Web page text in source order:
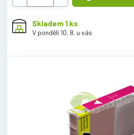
Skladem 1 ks
V pondělí 10. 8. u vás